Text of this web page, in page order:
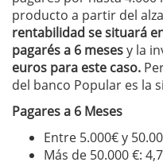
producto a partir del
rentabilidad se situará
pagarés a 6 mesesy la
euros para este caso.
del banco Popular es la
Pagares a 6 Meses
Entre 5.000€ y
Más de 50.000 €: